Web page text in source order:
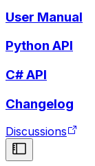
User Manual
Python API
C# API
Changelog
Discussions